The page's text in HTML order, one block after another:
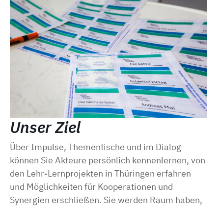
Unser Ziel
Über Impulse, Thementische und im Dialog
können Sie Akteure persönlich kennenlernen, von
den Lehr-Lernprojekten in Thüringen erfahren
und Möglichkeiten für Kooperationen und
Synergien erschließen. Sie werden Raum haben,